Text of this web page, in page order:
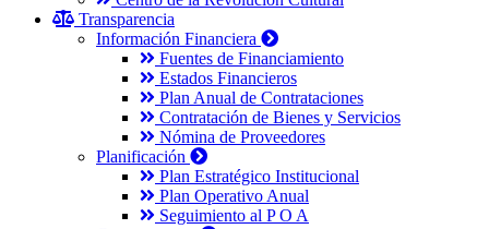
Transparencia
Información Financiera
Fuentes de Financiamiento
Estados Financieros
Plan Anual de Contrataciones
Contratación de Bienes y Servicios
Nómina de Proveedores
Planificación
Plan Estratégico Institucional
Plan Operativo Anual
Seguimiento al P O A